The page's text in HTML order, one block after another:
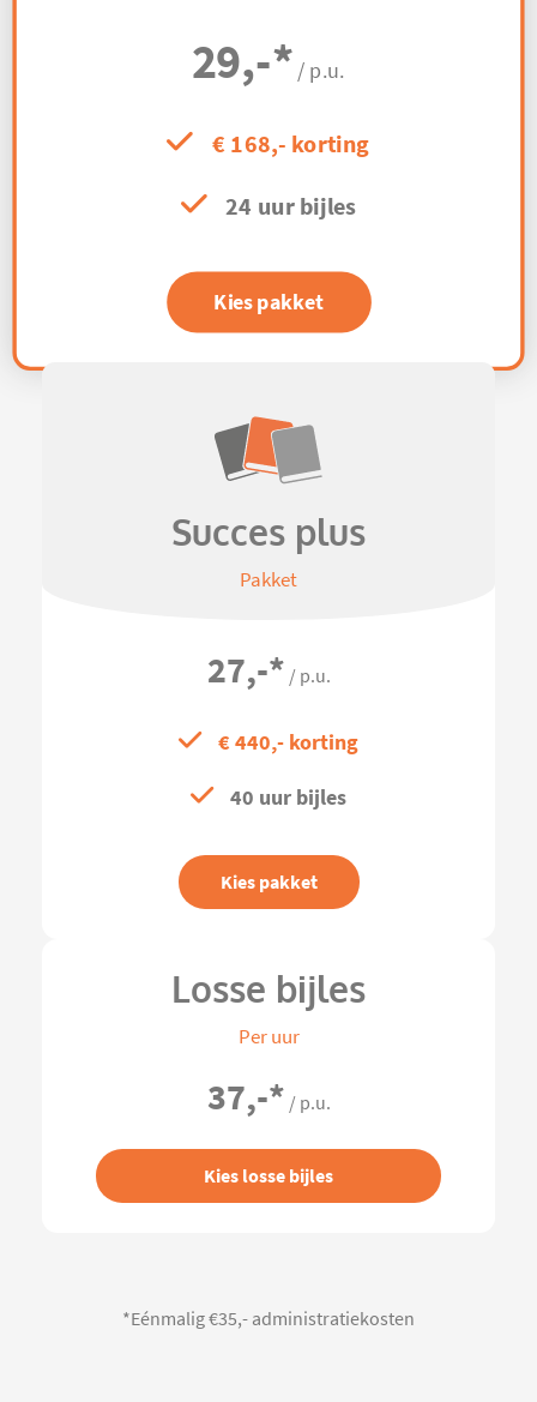
29,-* / p.u.
€ 168,- korting
24 uur bijles
Kies pakket
Succes plus
Pakket
27,-* / p.u.
€ 440,- korting
40 uur bijles
Kies pakket
Losse bijles
Per uur
37,-* / p.u.
Kies losse bijles
*Eénmalig €35,- administratiekosten